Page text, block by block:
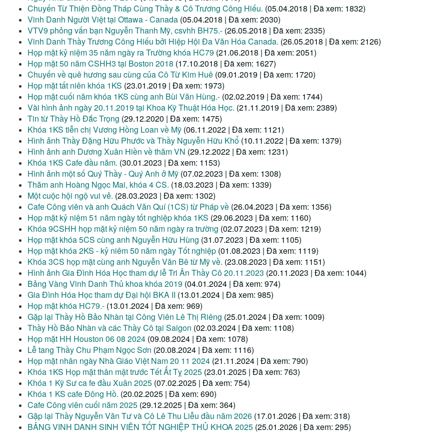
Chuyến Từ Thiện Đồng Tháp Cùng Thầy & Cô Trương Công Hiếu. (05.04.2018 | Đã xem: 1832)
Vinh Danh Người Việt tại Ottawa - Canada (05.04.2018 | Đã xem: 2030)
VTV9 phỏng vấn bạn Nguyễn Thanh Mỹ, csvhh BH75.- (26.05.2018 | Đã xem: 2335)
Vinh Danh Thầy Trương Công Hiếu bởi Hiệp Hội Đa Văn Hóa Canada. (26.05.2018 | Đã xem: 2126)
Họp mặt kỷ niệm 35 năm ngày ra Trường khóa HC79 (21.06.2018 | Đã xem: 2051)
Họp mặt 50 năm CSHH3 tại Boston 2018 (17.10.2018 | Đã xem: 1627)
Chuyến về quê hương sau cùng của Cô Từ Kim Huê (09.01.2019 | Đã xem: 1720)
Họp mặt tất niên khóa 1KS (23.01.2019 | Đã xem: 1973)
Họp mặt cuối năm khóa 1KS cùng anh Bùi Văn Hùng.- (02.02.2019 | Đã xem: 1744)
Vài hình ảnh ngày 20.11.2019 tại Khoa Kỹ Thuật Hóa Học. (21.11.2019 | Đã xem: 2389)
Tin từ Thầy Hồ Đắc Trọng (29.12.2020 | Đã xem: 1475)
Khóa 1KS tiễn chị Vương Hồng Loan về Mỹ (06.11.2022 | Đã xem: 1121)
Hình ảnh Thầy Đặng Hữu Phước và Thầy Nguyễn Hữu Khổ (10.11.2022 | Đã xem: 1379)
Hình ảnh anh Dương Xuân Hiền về thăm VN (29.12.2022 | Đã xem: 1231)
Khóa 1KS Cafe đầu năm. (30.01.2023 | Đã xem: 1153)
Hình ảnh một số Quý Thầy - Quý Anh ở Mỹ (07.02.2023 | Đã xem: 1308)
Thăm anh Hoàng Ngọc Mai, khóa 4 CS. (18.03.2023 | Đã xem: 1339)
Một cuộc hội ngộ vui vẻ. (28.03.2023 | Đã xem: 1302)
Cafe Công viên và anh Quách Văn Quí (1CS) từ Pháp về (26.04.2023 | Đã xem: 1356)
Họp mặt kỷ niệm 51 năm ngày tốt nghiệp khóa 1KS (29.06.2023 | Đã xem: 1160)
Khóa 9CSHH họp mặt kỷ niệm 50 năm ngày ra trường (02.07.2023 | Đã xem: 1219)
Họp mặt khóa 5CS cùng anh Nguyễn Hữu Hùng (31.07.2023 | Đã xem: 1105)
Họp mặt khóa 2KS - kỷ niêm 50 năm ngày Tốt nghiệp (01.08.2023 | Đã xem: 1119)
Khóa 3CS họp mặt cùng anh Nguyễn Văn Bê từ Mỹ về. (23.08.2023 | Đã xem: 1151)
Hình ảnh Gia Đình Hóa Học tham dự lễ Tri Ân Thầy Cô 20.11.2023 (20.11.2023 | Đã xem: 1044)
Bảng Vàng Vinh Danh Thủ khoa khóa 2019 (04.01.2024 | Đã xem: 974)
Gia Đình Hóa Học tham dự Đại hội BKA II (13.01.2024 | Đã xem: 985)
Họp mặt khóa HC79.- (13.01.2024 | Đã xem: 969)
Gặp lại Thầy Hồ Bảo Nhàn tại Công Viên Lê Thị Riêng (25.01.2024 | Đã xem: 1009)
Thầy Hồ Bảo Nhàn và các Thầy Cô tại Saigon (02.03.2024 | Đã xem: 1108)
Họp mặt HH Houston 06 08 2024 (09.08.2024 | Đã xem: 1078)
Lễ tang Thầy Chu Phạm Ngọc Sơn (20.08.2024 | Đã xem: 1116)
Họp mặt nhân ngày Nhà Giáo Việt Nam 20 11 2024 (21.11.2024 | Đã xem: 790)
Khóa 1KS Họp mặt thân mật trước Tết Ất Tỵ 2025 (23.01.2025 | Đã xem: 763)
Khóa 1 Kỹ Sư ca fe đầu Xuân 2025 (07.02.2025 | Đã xem: 754)
Khóa 1 KS cafe Đông Hồ. (20.02.2025 | Đã xem: 690)
Cafe Công viên cuối năm 2025 (29.12.2025 | Đã xem: 364)
Gặp lại Thầy Nguyễn Văn Tư và Cô Lê Thu Liễu đầu năm 2026 (17.01.2026 | Đã xem: 318)
BẢNG VINH DANH SINH VIÊN TỐT NGHIỆP THỦ KHOA 2025 (25.01.2026 | Đã xem: 295)